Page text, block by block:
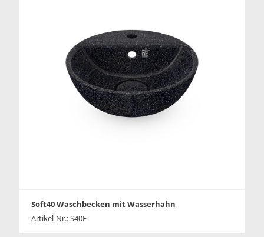
Soft40 Waschbecken mit Wasserhahn
Artikel-Nr.: S40F